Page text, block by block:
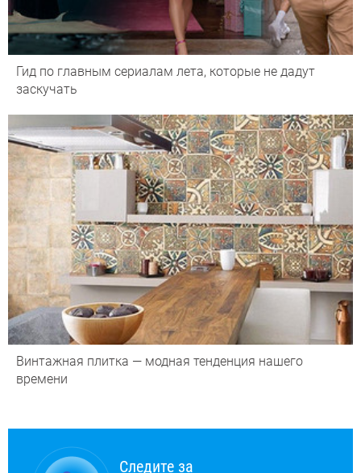
Гид по главным сериалам лета, которые не дадут
заскучать
Винтажная плитка — модная тенденция нашего
времени
Следите за